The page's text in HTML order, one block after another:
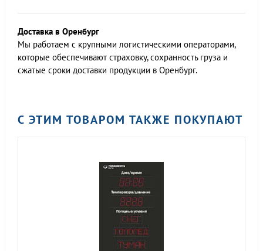
Доставка в Оренбург
Мы работаем c крупными логистическими операторами,
которые обеспечивают страховку, сохранность груза и
сжатые сроки доставки продукции в Оренбург.
С ЭТИМ ТОВАРОМ ТАКЖЕ ПОКУПАЮТ